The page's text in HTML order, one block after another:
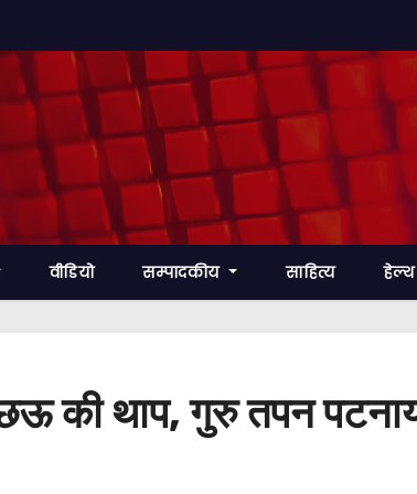
वीडियो सम्पादकीय साहित्य हेल्थ
छऊ की थाप, गुरु तपन